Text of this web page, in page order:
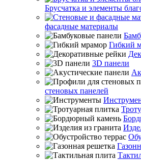
Брусчатка и элементы
фасадные материалы
Гибкий
3D панели
стеновых панелей